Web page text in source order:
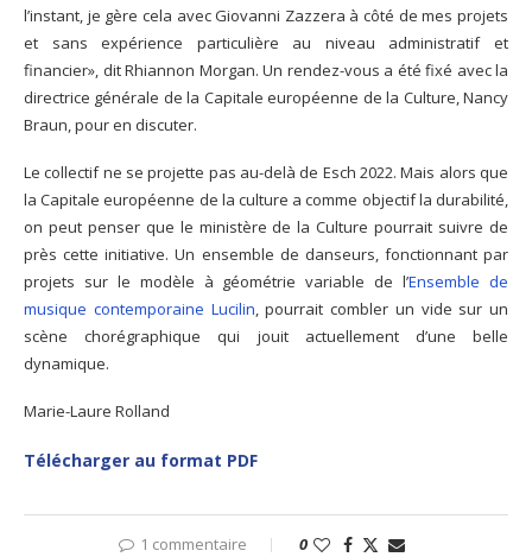
l’instant, je gère cela avec Giovanni Zazzera à côté de mes projets
et sans expérience particulière au niveau administratif et
financier», dit Rhiannon Morgan. Un rendez-vous a été fixé avec la
directrice générale de la Capitale européenne de la Culture, Nancy
Braun, pour en discuter.
Le collectif ne se projette pas au-delà de Esch 2022. Mais alors que
la Capitale européenne de la culture a comme objectif la durabilité,
on peut penser que le ministère de la Culture pourrait suivre de
près cette initiative. Un ensemble de danseurs, fonctionnant par
projets sur le modèle à géométrie variable de l’Ensemble de
musique contemporaine Lucilin , pourrait combler un vide sur un
scène chorégraphique qui jouit actuellement d’une belle
dynamique.
Marie-Laure Rolland
Télécharger au format PDF
1 commentaire 0